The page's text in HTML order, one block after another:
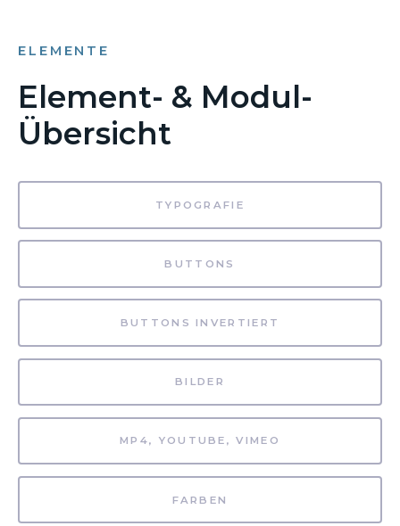
ELEMENTE
Element- & Modul-
Übersicht
TYPOGRAFIE
BUTTONS
BUTTONS INVERTIERT
BILDER
MP4, YOUTUBE, VIMEO
FARBEN